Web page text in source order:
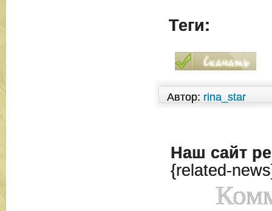
Теги:
Автор: rina_star
Наш сайт
{related-